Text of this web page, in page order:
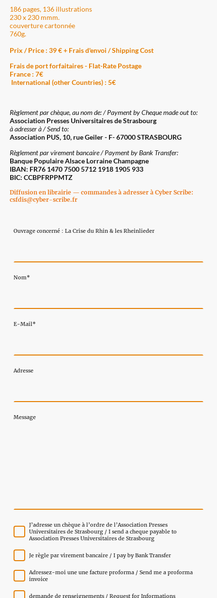
Ouvrage concerné : La Crise du Rhin & les Rheinlieder
Nom*
E-Mail*
Adresse
Message
J’adresse un chèque à l’ordre de l’Association Presses
Universitaires de Strasbourg / I send a cheque payable to
Association Presses Universitaires de Strasbourg
Je règle par virement bancaire / I pay by Bank Transfer
Adressez-moi une une facture proforma / Send me a proforma
invoice
demande de renseignements / Request for Informations
186 pages, 136 illustrations
230 x 230 mmm.
couverture cartonnée
760g.
Prix / Price : 39 € + Frais d'envoi / Shipping Cost
Frais de port forfaitaires - Flat-Rate Postage
France : 7€
International (other Countries) : 5€
Règlement par chèque, au nom de: / Payment by Cheque made out to:
Association Presses Universitaires de Strasbourg
à adresser à / Send to:
Association PUS, 10, rue Geiler - F- 67000 STRASBOURG
Règlement par virement bancaire / Payment by Bank Transfer:
Banque Populaire Alsace Lorraine Champagne
IBAN: FR76 1470 7500 5712 1918 1905 933
BIC: CCBPFRPPMTZ
Diffusion en librairie — commandes à adresser à Cyber Scribe:
csfdis@cyber-scribe.fr